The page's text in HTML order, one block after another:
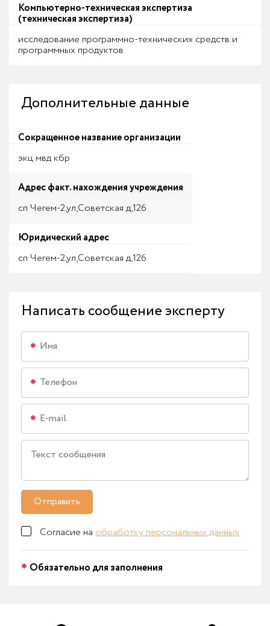
Компьютерно-техническая экспертиза
(техническая экспертиза)
исследование программно-технических средств и
программных продуктов
Дополнительные данные
Сокращенное название организации
экц мвд кбр
Адрес факт. нахождения учреждения
сп Чегем-2,ул,Советская д,126
Юридический адрес
сп Чегем-2,ул,Советская д,126
Написать сообщение эксперту
Отправить
Согласие на обработку персональных данных
Обязательно для заполнения